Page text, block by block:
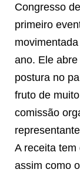
Congresso
primeiro
ano. Ele
postura no
fruto de
comissão
A receita
assim como